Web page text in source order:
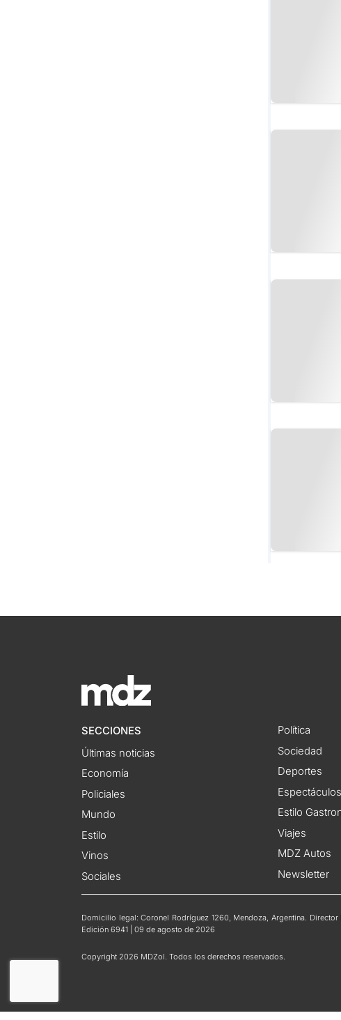
SECCIONES
Últimas noticias
Economía
Policiales
Mundo
Estilo
Vinos
Sociales
Política
Sociedad
Deportes
Estilo
Viajes
MDZ Autos
Newsletter
Domicilio legal: Coronel Rodríguez 1260, Mendoza, Argentina.
Edición 6941 | 09 de agosto de 2026
Copyright 2026 MDZol. Todos los derechos reservados.